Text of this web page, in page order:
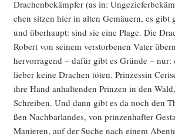
Dra­chen­be­kämp­fer (as in:
chen sit­zen hier in alten Gemäu­ern, es gibt
und über­haupt: sind sie eine Pla­ge. Die
Robert von sei­nem ver­stor­be­nen Vater
her­vor­ra­gend – dafür gibt es Grün­de –
lie­ber kei­ne Dra­chen töten. Prin­zes­sin
ihre Hand anhal­ten­den Prin­zen in den
Schrei­ben. Und dann gibt es da noch den
ßen Nach­bar­lan­des, von prin­zen­haf­ter
Manie­ren, auf der Suche nach einem